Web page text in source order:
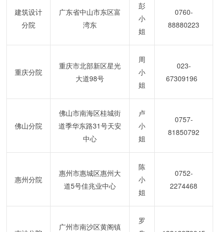
建筑设计
分院
广东省中山市东区富
湾东
彭
小
姐
0760-
88880223
重庆分院
重庆市北部新区星光
大道98号
周
小
姐
023-
67309196
佛山分院
佛山市南海区桂城街
道季华东路31号天安
中心
卢
小
姐
0757-
81850792
惠州分院
惠州市惠城区惠州大
道5号佳兆业中心
陈
小
姐
0752-
2274468
广州市南沙区黄阁镇
罗